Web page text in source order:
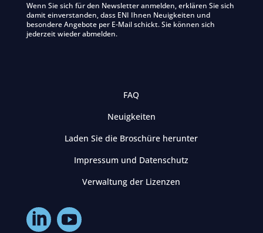
Wenn Sie sich für den Newsletter anmelden, erklären Sie sich
damit einverstanden, dass ENI Ihnen Neuigkeiten und
besondere Angebote per E-Mail schickt. Sie können sich
jederzeit wieder abmelden.
FAQ
Neuigkeiten
Laden Sie die Broschüre herunter
Impressum und Datenschutz
Verwaltung der Lizenzen